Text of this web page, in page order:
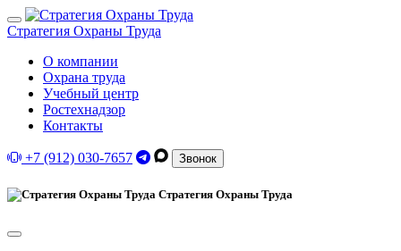
Стратегия Охраны Труда
О компании
Охрана труда
Учебный центр
Ростехнадзор
Контакты
+7 (912) 030-7657 Звонок
Стратегия Охраны Труда